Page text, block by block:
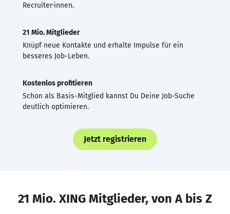
Recruiter·innen.
21 Mio. Mitglieder
Knüpf neue Kontakte und erhalte Impulse für ein
besseres Job-Leben.
Kostenlos profitieren
Schon als Basis-Mitglied kannst Du Deine Job-Suche
deutlich optimieren.
Jetzt registrieren
21 Mio. XING Mitglieder, von A bis Z